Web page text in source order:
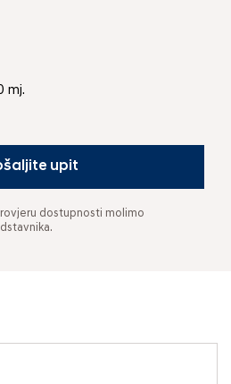
mj.
upit
dostupnosti molimo